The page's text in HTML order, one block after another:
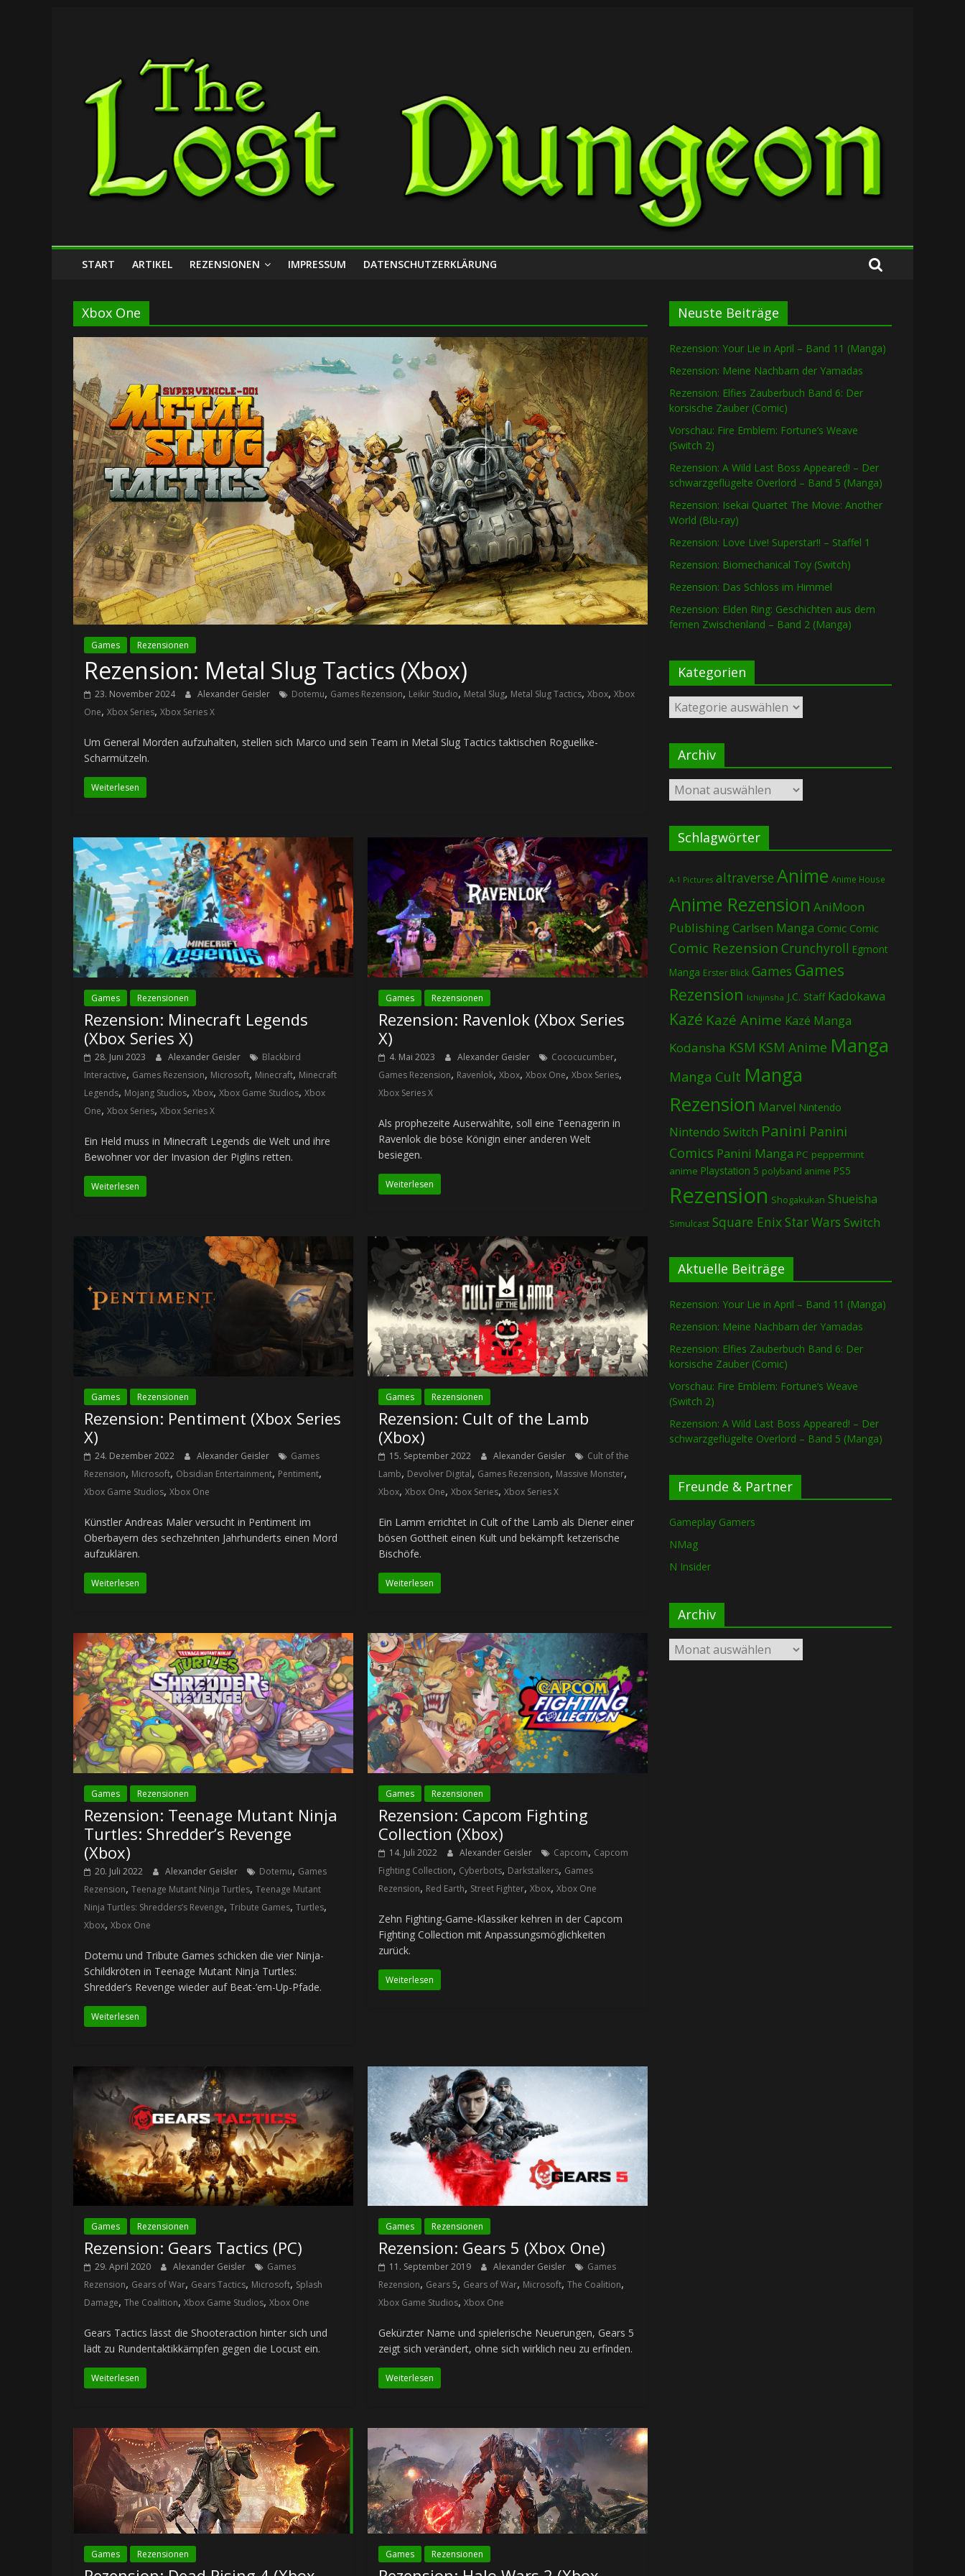
Lost
Dungeon
START ARTIKEL REZENSIONEN IMPRESSUM DATENSCHUTZERKLÄRUNG
Xbox One
Games Rezensionen
Rezension: Metal Slug Tactics (Xbox)
23. November 2024 Alexander Geisler Dotemu, Games Rezension, Leikir Studio, Metal Slug, Metal Slug Tactics, Xbox, Xbox
One, Xbox Series, Xbox Series X
Um General Morden aufzuhalten, stellen sich Marco und sein Team in Metal Slug Tactics taktischen Roguelike-
Scharmützeln.
Weiterlesen
Games Rezensionen
Rezension: Minecraft Legends
(Xbox Series X)
28. Juni 2023 Alexander Geisler
Blackbird
Interactive, Games Rezension, Microsoft, Minecraft, Minecraft
Legends, Mojang Studios, Xbox, Xbox Game Studios, Xbox
One, Xbox Series, Xbox Series X
Ein Held muss in Minecraft Legends die Welt und ihre
Bewohner vor der Invasion der Piglins retten.
Weiterlesen
Games Rezensionen
Rezension: Ravenlok (Xbox Series
X)
4. Mai 2023 Alexander Geisler Cococucumber,
Games Rezension, Ravenlok,Xbox,Xbox One,Xbox Series,
Xbox Series X
Als prophezeite Auserwählte, soll eine Teenagerin in
Ravenlok die böse Königin einer anderen Welt
besiegen.
Weiterlesen
Games Rezensionen
Rezension: Pentiment (Xbox Series
X)
24. Dezember 2022 Alexander Geisler
Games
Rezension, Microsoft, Obsidian Entertainment, Pentiment,
Xbox Game Studios, Xbox One
Künstler Andreas Maler versucht in Pentiment im
Oberbayern des sechzehnten Jahrhunderts einen Mord
aufzuklären.
Weiterlesen
Games Rezensionen
Rezension: Cult of the Lamb
(Xbox)
15. September 2022 Alexander Geisler
Cult of the
Lamb, Devolver Digital, Games Rezension, Massive Monster,
Xbox,Xbox One,Xbox Series,Xbox Series X
Ein Lamm errichtet in Cult of the Lamb als Diener einer
bösen Gottheit einen Kult und bekämpft ketzerische
Bischöfe.
Weiterlesen
Games Rezensionen
Rezension: Teenage Mutant Ninja
Turtles: Shredder’s Revenge
(Xbox)
20. Juli 2022 Alexander Geisler Dotemu, Games
Rezension, Teenage Mutant Ninja Turtles, Teenage Mutant
Ninja Turtles: Shredders’s Revenge, Tribute Games, Turtles,
Xbox, Xbox One
Dotemu und Tribute Games schicken die vier Ninja-
Schildkröten in Teenage Mutant Ninja Turtles:
Shredder’s Revenge wieder auf Beat-’em-Up-Pfade.
Weiterlesen
Games Rezensionen
Rezension: Capcom Fighting
Collection (Xbox)
14. Juli 2022 Alexander Geisler Capcom, Capcom
Fighting Collection, Cyberbots, Darkstalkers, Games
Rezension, Red Earth, Street Fighter,Xbox,Xbox One
Zehn Fighting-Game-Klassiker kehren in der Capcom
Fighting Collection mit Anpassungsmöglichkeiten
zurück.
Weiterlesen
Games Rezensionen
Rezension: Gears Tactics (PC)
29. April 2020 Alexander Geisler
Games
Rezension, Gears of War, Gears Tactics, Microsoft, Splash
Damage, The Coalition, Xbox Game Studios, Xbox One
Gears Tactics lässt die Shooteraction hinter sich und
lädt zu Rundentaktikkämpfen gegen die Locust ein.
Weiterlesen
Games Rezensionen
Rezension: Gears 5 (Xbox One)
11. September 2019 Alexander Geisler
Games
Rezension, Gears 5, Gears of War, Microsoft,The Coalition,
Xbox Game Studios,Xbox One
Gekürzter Name und spielerische Neuerungen, Gears 5
zeigt sich verändert, ohne sich wirklich neu zu erfinden.
Weiterlesen
Games Rezensionen Games Rezensionen
Neuste Beiträge
Rezension: Your Lie in April – Band 11 (Manga)
Rezension: Meine Nachbarn der Yamadas
Rezension: Elfies Zauberbuch Band 6: Der
korsische Zauber (Comic)
Vorschau: Fire Emblem: Fortune’s Weave
(Switch 2)
Rezension: A Wild Last Boss Appeared! – Der
schwarzgeflügelte Overlord – Band 5 (Manga)
Rezension: Isekai Quartet The Movie: Another
World (Blu-ray)
Rezension: Love Live! Superstar!! – Staffel 1
Rezension: Biomechanical Toy (Switch)
Rezension: Das Schloss im Himmel
Rezension: Elden Ring: Geschichten aus dem
fernen Zwischenland – Band 2 (Manga)
Kategorien
Kategorien
Archiv
Archiv
Schlagwörter
A-1 Pictures altraverse Anime Anime House
Anime Rezension AniMoon
PublishingCarlsen Manga Comic Comic
Comic Rezension Crunchyroll Egmont
Manga Erster Blick Games Games
Rezension Ichijinsha J.C. Staff Kadokawa
Kazé Kazé Anime Kazé Manga
Kodansha KSM KSM Anime Manga
Manga Cult Manga
Rezension Marvel Nintendo
Nintendo Switch Panini Panini
Comics Panini Manga PC peppermint
anime Playstation 5 polyband anime PS5
Rezension Shogakukan Shueisha
Simulcast Square EnixStar Wars Switch
Aktuelle Beiträge
Rezension: Your Lie in April – Band 11 (Manga)
Rezension: Meine Nachbarn der Yamadas
Rezension: Elfies Zauberbuch Band 6: Der
korsische Zauber (Comic)
Vorschau: Fire Emblem: Fortune’s Weave
(Switch 2)
Rezension: A Wild Last Boss Appeared! – Der
schwarzgeflügelte Overlord – Band 5 (Manga)
Freunde & Partner
Gameplay Gamers
NMag
N Insider
Archiv
Archiv